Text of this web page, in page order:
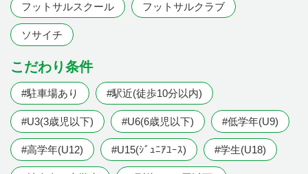
フットサルスクール フットサルクラブ
ソサイチ
こだわり条件
#駐車場あり #駅近(徒歩10分以内)
#U3(3歳児以下) #U6(6歳児以下) #低学年(U9)
#高学年(U12) #U15(ｼﾞｭﾆｱﾕｰｽ) #学生(U18)